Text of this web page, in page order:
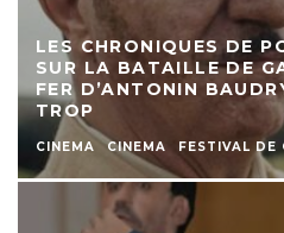
LES CHRONIQUES DE
SUR LA BATAILLE DE
FER D’ANTONIN
TROP
CINEMA CINEMA FESTIVAL DE